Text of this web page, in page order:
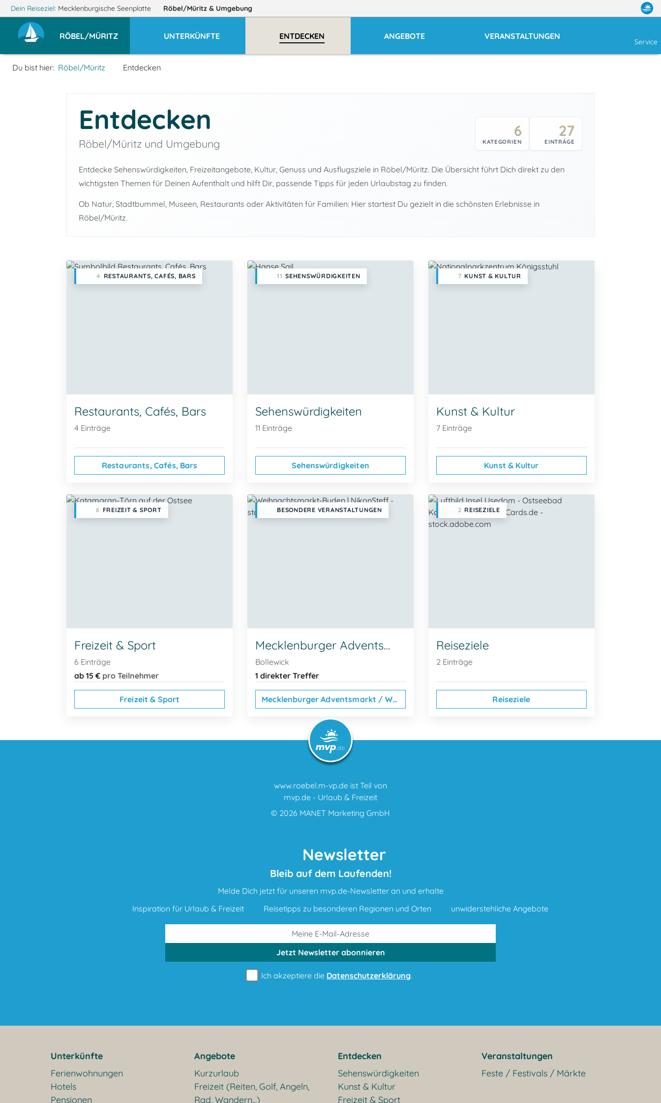
Dein Reiseziel: Mecklenburgische Seenplatte Röbel/Müritz & Umgebung
RÖBEL/MÜRITZ UNTERKÜNFTE ENTDECKEN ANGEBOTE VERANSTALTUNGEN
Service
Du bist hier: Röbel/Müritz Entdecken
Entdecken
Röbel/Müritz und Umgebung
6
KATEGORIEN
27
EINTRÄGE
Entdecke Sehenswürdigkeiten, Freizeitangebote, Kultur, Genuss und Ausflugsziele in Röbel/Müritz. Die Übersicht führt Dich direkt zu den
wichtigsten Themen für Deinen Aufenthalt und hilft Dir, passende Tipps für jeden Urlaubstag zu finden.
Ob Natur, Stadtbummel, Museen, Restaurants oder Aktivitäten für Familien: Hier startest Du gezielt in die schönsten Erlebnisse in
Röbel/Müritz.
4 RESTAURANTS, CAFÉS, BARS
Restaurants, Cafés, Bars
4 Einträge
Restaurants, Cafés, Bars
11 SEHENSWÜRDIGKEITEN
Sehenswürdigkeiten
11 Einträge
Sehenswürdigkeiten
7 KUNST & KULTUR
Kunst & Kultur
7 Einträge
Kunst & Kultur
6 FREIZEIT & SPORT
Freizeit & Sport
6 Einträge
ab 15 € pro Teilnehmer
Freizeit & Sport
BESONDERE VERANSTALTUNGEN
Mecklenburger Adventsmarkt / Weihnachtsmarkt
Bollewick
1 direkter Treffer
Mecklenburger Adventsmarkt / Weihnachtsmarkt
2 REISEZIELE
Reiseziele
2 Einträge
Reiseziele
www.roebel.m-vp.de ist Teil von
mvp.de - Urlaub & Freizeit
© 2026 MANET Marketing GmbH
Newsletter
Bleib auf dem Laufenden!
Melde Dich jetzt für unseren mvp.de-Newsletter an und erhalte
Inspiration für Urlaub & Freizeit
Reisetipps zu besonderen Regionen und Orten unwiderstehliche Angebote
Jetzt Newsletterabonnieren
Ich akzeptiere die Datenschutzerklärung.
Unterkünfte
Ferienwohnungen
Hotels
Pensionen
Angebote
Kurzurlaub
Freizeit (Reiten, Golf, Angeln,
Rad, Wandern...)
Entdecken
Sehenswürdigkeiten
Kunst & Kultur
Freizeit & Sport
Veranstaltungen
Feste / Festivals / Märkte